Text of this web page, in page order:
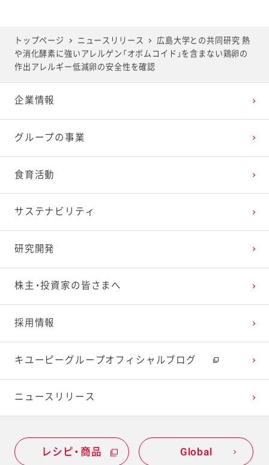
トップページ ニュースリリース
広島大学との共同研究 熱
や消化酵素に強いアレルゲン「オボムコイド」を含まない鶏卵の
作出アレルギー低減卵の安全性を確認
企業情報
グループの事業
食育活動
サステナビリティ
研究開発
株主・投資家の皆さまへ
採用情報
キユーピーグループオフィシャルブログ
ニュースリリース
レシピ・商品 Global